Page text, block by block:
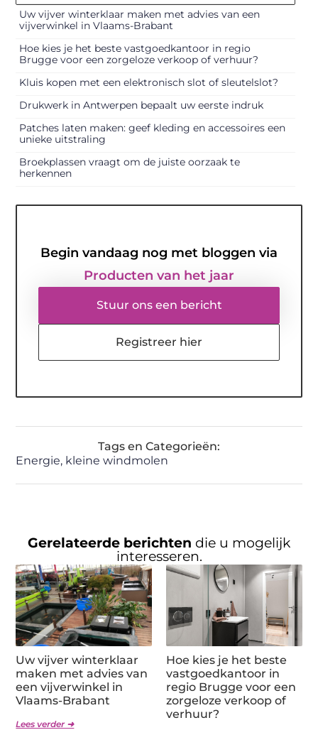
Uw vijver winterklaar maken met advies van een
vijverwinkel in Vlaams-Brabant
Hoe kies je het beste vastgoedkantoor in regio
Brugge voor een zorgeloze verkoop of verhuur?
Kluis kopen met een elektronisch slot of sleutelslot?
Drukwerk in Antwerpen bepaalt uw eerste indruk
Patches laten maken: geef kleding en accessoires een
unieke uitstraling
Broekplassen vraagt om de juiste oorzaak te
herkennen
Begin vandaag nog met bloggen via
Producten van het jaar
Stuur ons een bericht
Registreer hier
Tags en Categorieën:
Energie, kleine windmolen
Gerelateerde berichten die u mogelijk
interesseren.
Uw vijver winterklaar
maken met advies van
een vijverwinkel in
Vlaams-Brabant
Lees verder ➜
Hoe kies je het beste
vastgoedkantoor in
regio Brugge voor een
zorgeloze verkoop of
verhuur?